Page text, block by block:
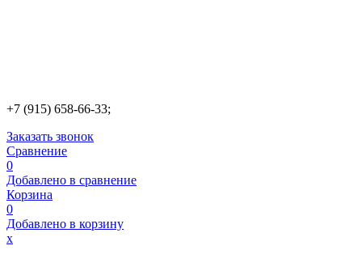
+7 (915) 658-66-33;
Заказать звонок
Сравнение
0
Добавлено в сравнение
Корзина
0
Добавлено в корзину
х